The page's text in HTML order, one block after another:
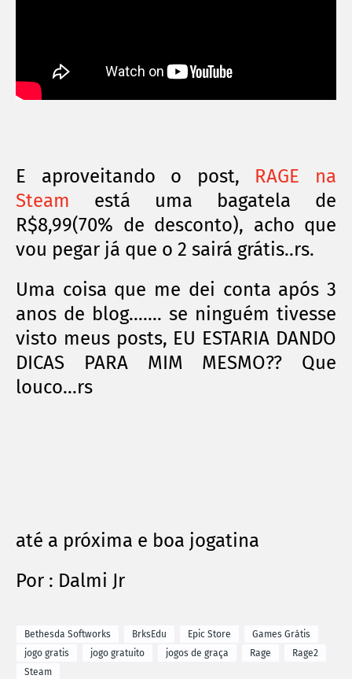
E aproveitando o post, RAGE na
Steam está uma bagatela de
R$8,99(70% de desconto), acho que
vou pegar já que o 2 sairá grátis..rs.
Uma coisa que me dei conta após 3
anos de blog....... se ninguém tivesse
visto meus posts, EU ESTARIA DANDO
DICAS PARA MIM MESMO?? Que
louco...rs
até a próxima e boa jogatina
Por : Dalmi Jr
Bethesda Softworks BrksEdu Epic Store
Games Grátis
jogo gratis
jogo gratuito jogos de graça Rage
Rage2
Steam